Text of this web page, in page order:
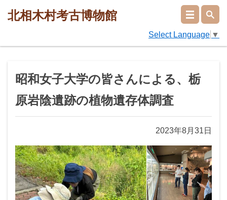
北相木村考古博物館
Select Language ▼
昭和女子大学の皆さんによる、栃
原岩陰遺跡の植物遺存体調査
2023年8月31日